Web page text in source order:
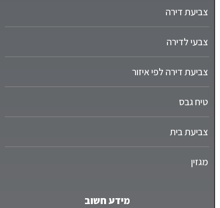
צביעת דירה
צבעי לדירה
צביעת דירה לפי איזור
טיח גבס
צביעת בית
מגזין
מידע חשוב